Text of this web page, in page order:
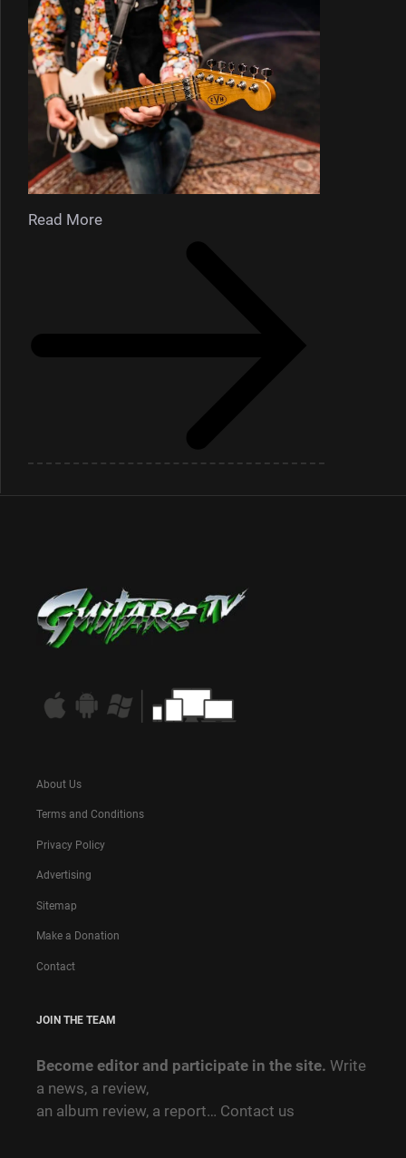
Read More
About Us
Terms and Conditions
Privacy Policy
Advertising
Sitemap
Make a Donation
Contact
JOIN THE TEAM
Become editor and participate in the site. Write
a news, a review,
an album review, a report… Contact us